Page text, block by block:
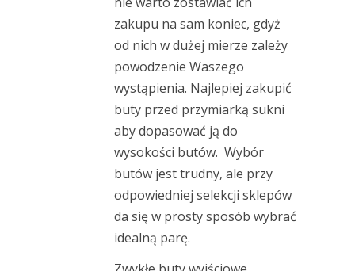
zakupu na sam koniec, gdyż
od nich w dużej mierze zależy
powodzenie Waszego
wystąpienia. Najlepiej zakupić
buty przed przymiarką sukni
aby dopasować ją do
wysokości butów. Wybór
butów jest trudny, ale przy
odpowiedniej selekcji sklepów
da się w prosty sposób wybrać
idealną parę.